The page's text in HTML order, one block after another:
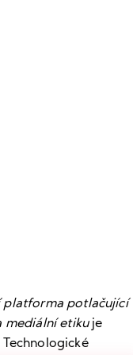
platforma potlačující
mediální etikuje